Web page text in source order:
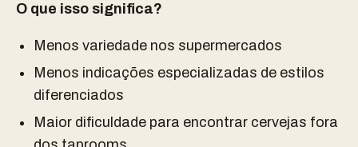
O que isso significa?
Menos variedade nos supermercados
Menos indicações especializadas de estilos
diferenciados
Maior dificuldade para encontrar cervejas fora